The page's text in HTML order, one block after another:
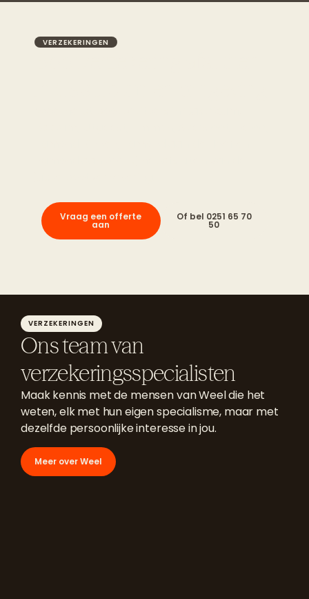
VERZEKERINGEN
Vraag een offerte
aan
Of bel 0251 65 70
50
VERZEKERINGEN
Ons team van
verzekeringsspecialisten
Maak kennis met de mensen van Weel die het
weten, elk met hun eigen specialisme, maar met
dezelfde persoonlijke interesse in jou.
Meer over Weel